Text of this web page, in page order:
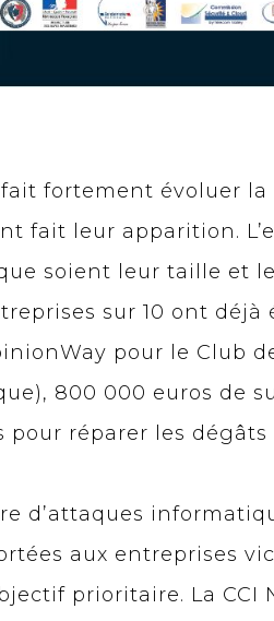
fortement évoluer la
fait leur apparition.
soient leur taille et
sur 10 ont déjà
pour le Club
800 000 euros de
réparer les dégâts
d’attaques
aux entreprises
prioritaire. La CCI